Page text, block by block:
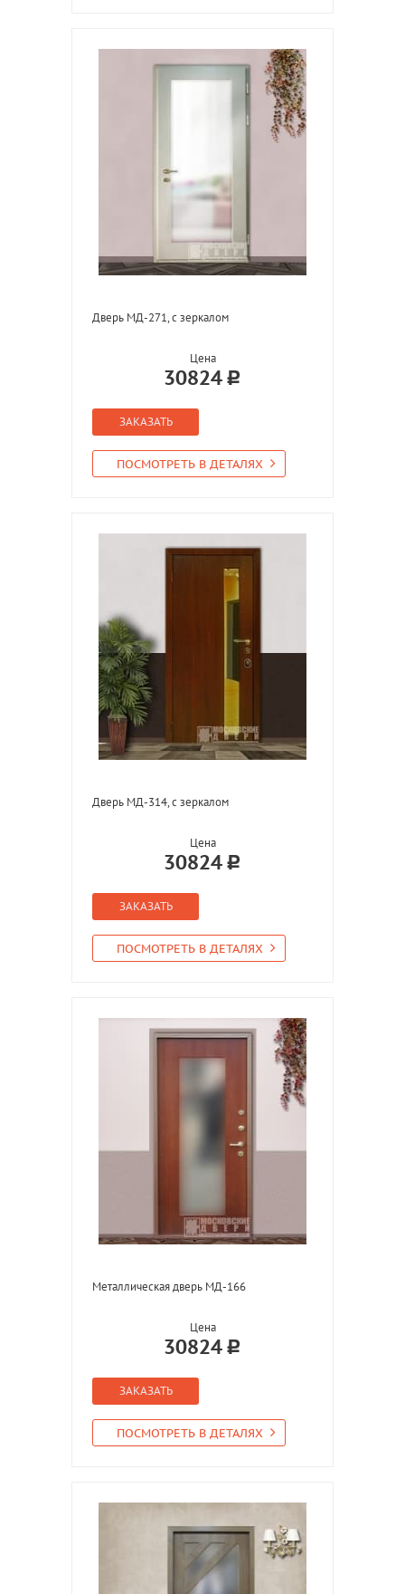
Дверь МД-271, с зеркалом
Цена
30824
ЗАКАЗАТЬ
ПОСМОТРЕТЬ В ДЕТАЛЯХ
Дверь МД-314, с зеркалом
Цена
30824
ЗАКАЗАТЬ
ПОСМОТРЕТЬ В ДЕТАЛЯХ
Металлическая дверь МД-166
Цена
30824
ЗАКАЗАТЬ
ПОСМОТРЕТЬ В ДЕТАЛЯХ